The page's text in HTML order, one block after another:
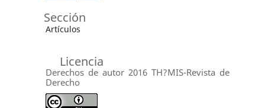
Sección
Artículos
Licencia
Derechos de autor 2016 TH?MIS-Revista de
Derecho